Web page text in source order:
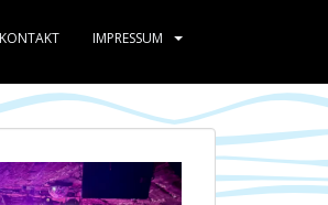
KONTAKT IMPRESSUM